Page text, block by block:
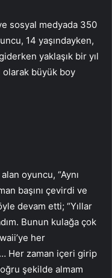
sosyal medyada 350
14 yaşındayken,
yaklaşık bir yıl
olarak büyük boy
oyuncu, “Aynı
başını çevirdi ve
devam etti; “Yıllar
Bunun kulağa çok
her
Her zaman içeri girip
şekilde almam